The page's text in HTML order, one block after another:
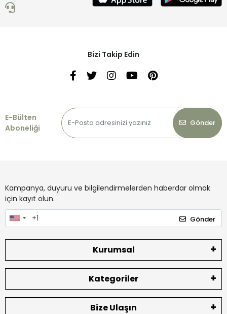
Bizi Takip Edin
E-Bülten
Aboneliği
Gönder
Kampanya, duyuru ve bilgilendirmelerden haberdar olmak
için kayıt olun.
Gönder
Kurumsal
Kategoriler
Bize Ulaşın